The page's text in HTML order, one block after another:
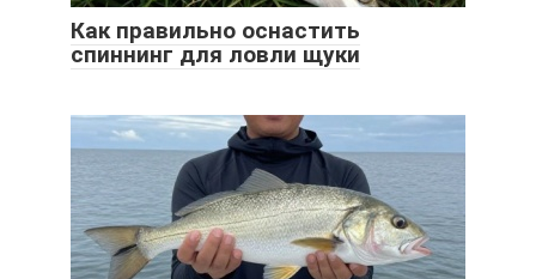
Как правильно оснастить
спиннинг для ловли щуки